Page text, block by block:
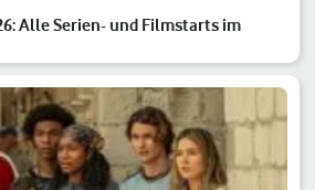
Alle Serien- und Filmstarts im